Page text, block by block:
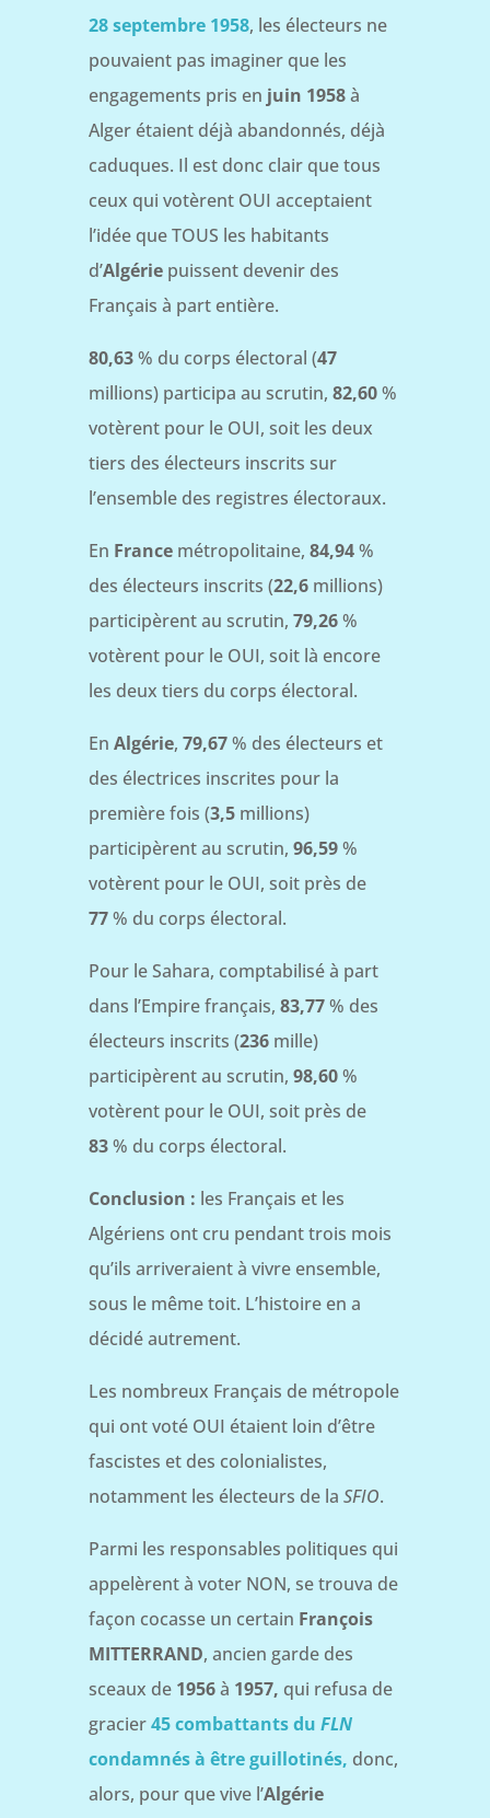
28 septembre 1958, les électeurs ne
pouvaient pas imaginer que les
engagements pris en juin 1958à
Alger étaient déjà abandonnés, déjà
caduques. Il est donc clair que tous
ceux qui votèrent OUI acceptaient
l’idée que TOUS les habitants
d’Algériepuissent devenir des
Français à part entière.
80,63% du corps électoral (47
millions) participa au scrutin, 82,60%
votèrent pour le OUI, soit les deux
tiers des électeurs inscrits sur
l’ensemble des registres électoraux.
En Francemétropolitaine, 84,94%
des électeurs inscrits (22,6millions)
participèrent au scrutin, 79,26%
votèrent pour le OUI, soit là encore
les deux tiers du corps électoral.
En Algérie, 79,67% des électeurs et
des électrices inscrites pour la
première fois (3,5millions)
participèrent au scrutin, 96,59%
votèrent pour le OUI, soit près de
77% du corps électoral.
Pour le Sahara, comptabilisé à part
dans l’Empire français, 83,77% des
électeurs inscrits (236mille)
participèrent au scrutin, 98,60%
votèrent pour le OUI, soit près de
83% du corps électoral.
Conclusion : les Français et les
Algériens ont cru pendant trois mois
qu’ils arriveraient à vivre ensemble,
sous le même toit. L’histoire en a
décidé autrement.
Les nombreux Français de métropole
qui ont voté OUI étaient loin d’être
fascistes et des colonialistes,
notamment les électeurs de la SFIO.
Parmi les responsables politiques qui
appelèrent à voter NON, se trouva de
façon cocasse un certain François
MITTERRAND, ancien garde des
sceaux de 1956à 1957, qui refusa de
gracier45 combattants du FLN
condamnés à être guillotinés, donc,
alors, pour que vive l’Algérie